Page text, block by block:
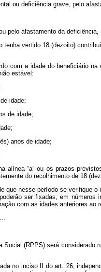
ou deficiência grave, pelo
afastamento da
tenha vertido 18 (dezoito)
com a idade do beneficiário
estável:
idade;
de idade;
anos de idade;
alínea “a” ou os prazos
do recolhimento de 18
que nesse período se verifique
ser fixadas, em
com as idades anteriores ao
(RPPS) será
no inciso II do art. 26,